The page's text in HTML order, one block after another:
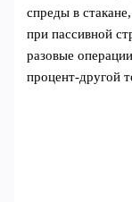
спреды в
при пассивной
разовые
процент-другой